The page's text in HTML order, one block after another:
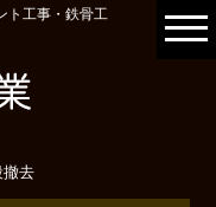
ト工事・鉄骨工
去